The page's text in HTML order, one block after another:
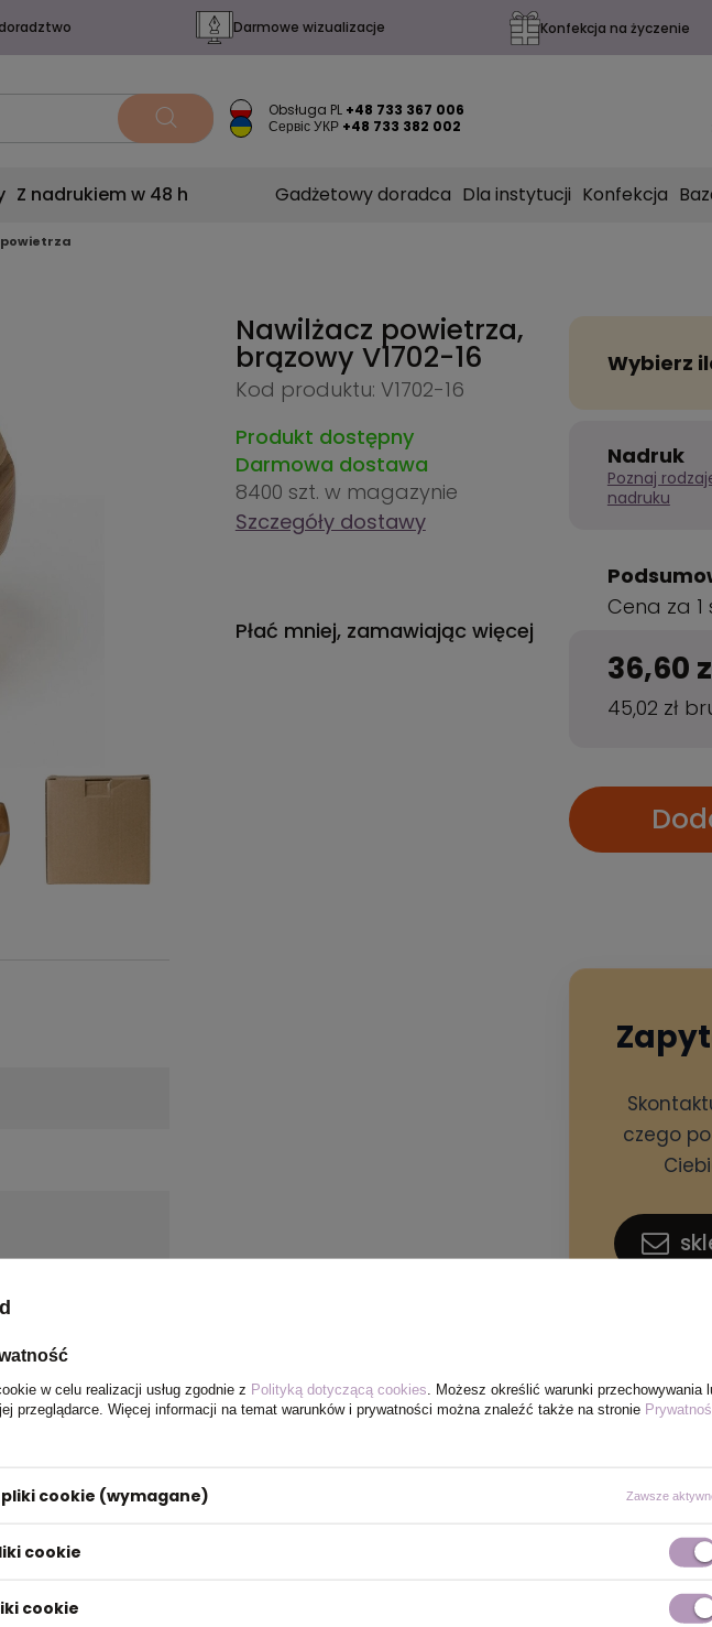
Darmowe wizualizacje Konfekcja na życzenie
Obsługa PL +48 733 367 006
Сервіс УКР +48 733 382 002
Z nadrukiem w 48 h Gadżetowy doradca Dla instytucji Konfekcja
Nawilżacz powietrza,
brązowy V1702-16
Kod produktu: V1702-16
Produkt dostępny
Darmowa dostawa
8400 szt. w magazynie
Szczegóły dostawy
Płać mniej, zamawiając więcej
Wybierz
Nadruk
Poznaj
nadruku
Cena za 1
36,60
45,02 zł
czego
w celu realizacji usług zgodnie z Polityką dotyczącą cookies . Możesz określić warunki przechowywania
przeglądarce. Więcej informacji na temat warunków i prywatności można znaleźć także na stronie
cookie (wymagane) Zawsze
cookie
cookie